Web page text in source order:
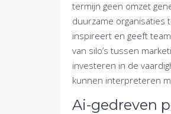
termijn geen omzet
duurzame organisaties
inspireert en geeft
van silo’s tussen
investeren in de
kunnen interpreteren
Ai-gedreven